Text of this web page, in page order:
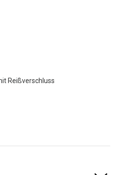
Reißverschluss